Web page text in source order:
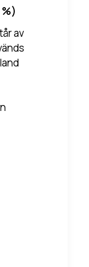
av